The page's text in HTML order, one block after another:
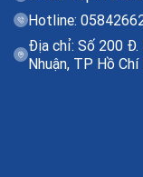
Hotline:
Địa chỉ: Số 200 Đ.
Nhuận, TP Hồ